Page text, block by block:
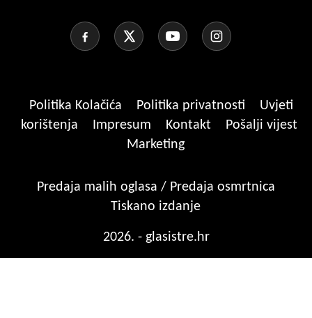
Politika Kolačića Politika privatnosti
Uvjeti
korištenja
Impresum Kontakt
Pošalji vijest
Marketing
Predaja malih oglasa / Predaja osmrtnica
Tiskano izdanje
2026. - glasistre.hr